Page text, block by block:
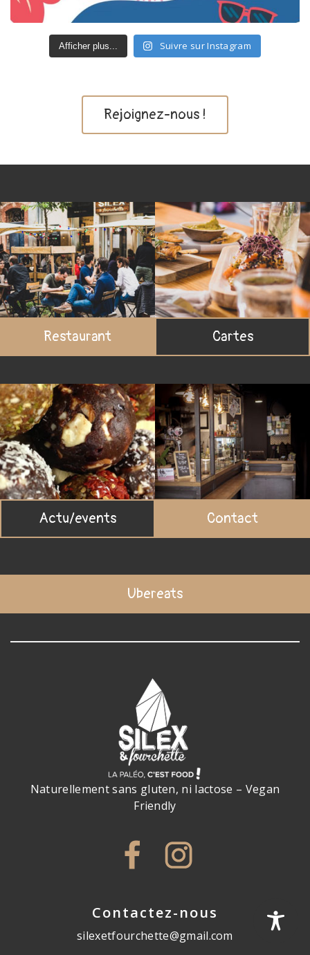
Afficher plus... Suivre sur Instagram
Rejoignez-nous !
Restaurant Cartes
Actu/events Contact
Ubereats
Naturellement sans gluten, ni lactose – Vegan
Friendly
Contactez-nous
silexetfourchette@gmail.com